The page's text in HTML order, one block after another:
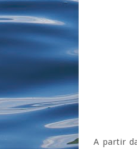
A partir